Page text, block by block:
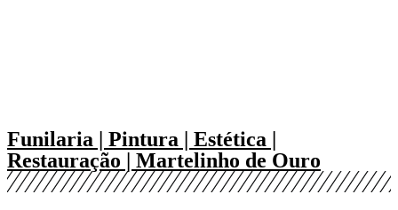
Funilaria | Pintura | Estética |
Restauração | Martelinho de Ouro